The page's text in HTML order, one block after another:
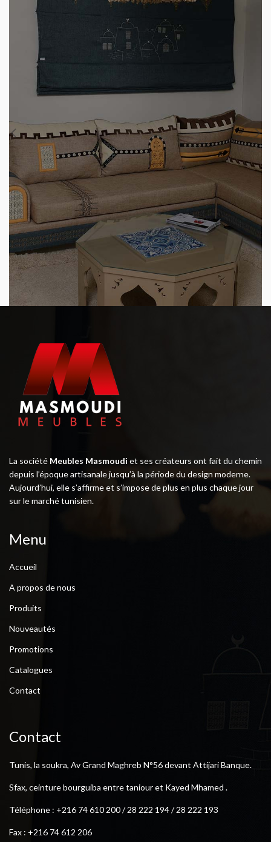
La société Meubles Masmoudi et ses créateurs ont fait du chemin
depuis l’époque artisanale jusqu’à la période du design moderne.
Aujourd’hui, elle s’affirme et s’impose de plus en plus chaque jour
sur le marché tunisien.
Menu
Accueil
A propos de nous
Produits
Nouveautés
Promotions
Catalogues
Contact
Contact
Tunis, la soukra, Av Grand Maghreb N°56 devant Attijari Banque.
Sfax, ceinture bourguiba entre taniour et Kayed Mhamed .
Téléphone : +216 74 610 200 / 28 222 194 / 28 222 193
Fax : +216 74 612 206